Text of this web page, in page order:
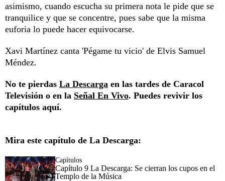
asimismo, cuando escucha su primera nota le pide que se
tranquilice y que se concentre, pues sabe que la misma
euforia lo puede hacer equivocarse.
Xavi Martínez canta 'Pégame tu vicio' de Elvis Samuel
Méndez.
No te pierdas La Descarga en las tardes de Caracol
Televisión o en la Señal En Vivo. Puedes revivir los
capítulos aquí.
Mira este capítulo de La Descarga:
Capítulos
Capítulo 9 La Descarga: Se cierran los cupos en el
Templo de la Música